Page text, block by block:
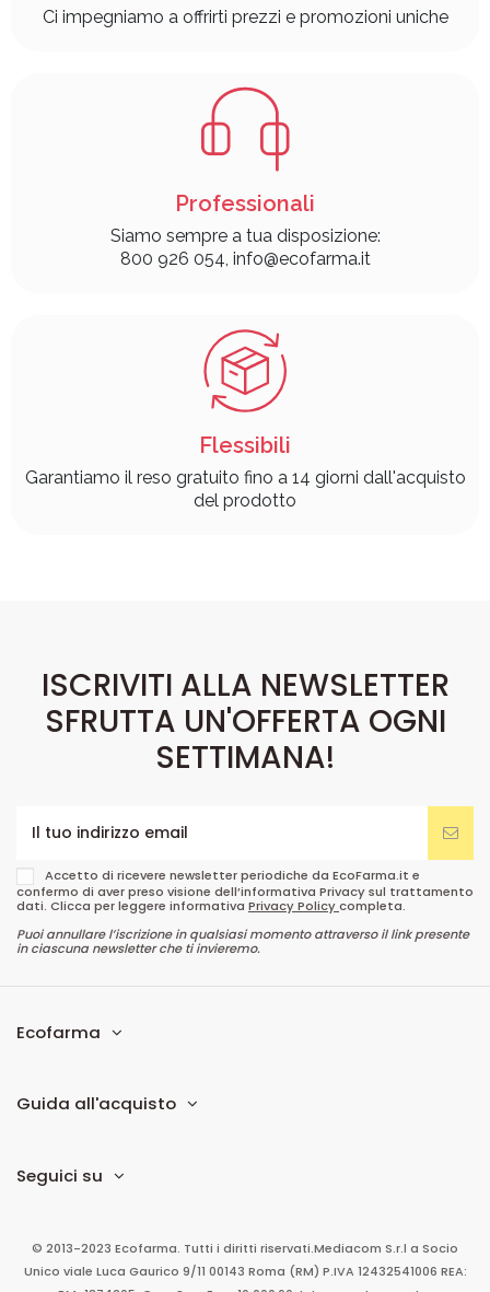
Ci impegniamo a offrirti prezzi e promozioni uniche
Professionali
Siamo sempre a tua disposizione:
800 926 054, info@ecofarma.it
Flessibili
Garantiamo il reso gratuito fino a 14 giorni dall'acquisto
del prodotto
ISCRIVITI ALLA NEWSLETTER
SFRUTTA UN'OFFERTA OGNI
SETTIMANA!
Accetto di ricevere newsletter periodiche da EcoFarma.it e
confermo di aver preso visione dell’informativa Privacy sul trattamento
dati. Clicca per leggere informativa Privacy Policycompleta.
Puoi annullare l’iscrizione in qualsiasi momento attraverso il link presente
in ciascuna newsletter che ti invieremo.
Ecofarma
Guida all'acquisto
Seguici su
© 2013-2023 Ecofarma. Tutti i diritti riservati.Mediacom S.r.l a Socio
Unico viale Luca Gaurico 9/11 00143 Roma (RM) P.IVA 12432541006 REA: